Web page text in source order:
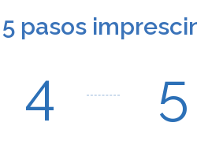
5 pasos
4 5